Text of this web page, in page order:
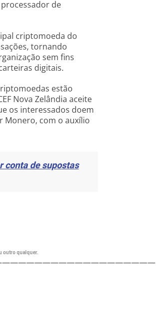
de
criptomoeda do
tornando
sem fins
digitais.
estão
Nova Zelândia aceite
os interessados doem
Monero, com o auxílio
conta de supostas
outro qualquer.